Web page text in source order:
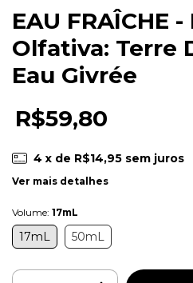
EAU FRAÎCHE
Olfativa: Terre
Eau Givrée
R$59,80
4 x de R$14,95 sem juros
Ver mais detalhes
Volume: 17mL
17mL 50mL